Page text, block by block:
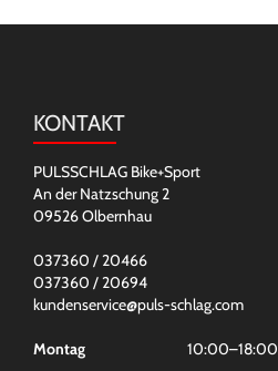
KONTAKT
PULSSCHLAG Bike+Sport
An der Natzschung 2
09526 Olbernhau
037360 / 20466
037360 / 20694
kundenservice@puls-schlag.com
Montag
10:00–18:00